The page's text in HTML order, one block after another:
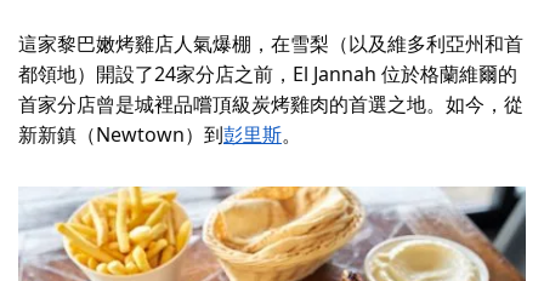
這家黎巴嫩烤雞店人氣爆棚，在雪梨（以及維多利亞州和首
都領地）開設了24家分店之前，El Jannah 位於格蘭維爾的
首家分店曾是城裡品嚐頂級炭烤雞肉的首選之地。如今，從
新新鎮（Newtown）到彭里斯。